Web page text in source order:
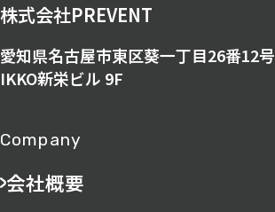
株式会社PREVENT
愛知県名古屋市東区葵一丁目26番12号
IKKO新栄ビル 9F
Company
会社概要